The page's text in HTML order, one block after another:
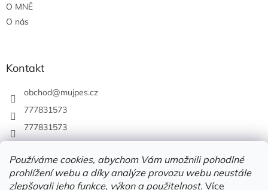
Používáme cookies, abychom Vám umožnili pohodlné
prohlížení webu a díky analýze provozu webu neustále
zlepšovali jeho funkce, výkon a použitelnost. Více
O MNĚ
O nás
Kontakt
obchod@mujpes.cz
777831573
777831573